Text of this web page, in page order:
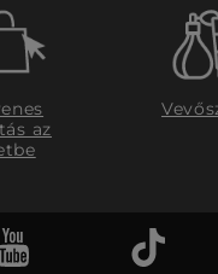
az